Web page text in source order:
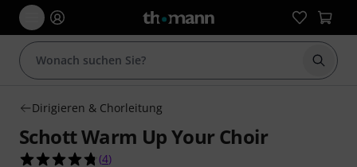
Suche
Dirigieren & Chorleitung
Schott Warm Up Your Choir
4.8 von 5 Sternen aus 4 Kundenbewertungen
(4)